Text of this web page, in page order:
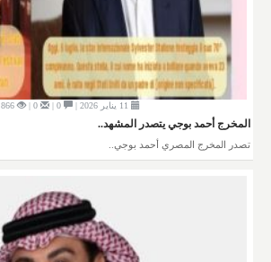
866
المخرج أحمد بوجي يتصدر المشهد..
تصدر المخرج المصري أحمد بوجي..